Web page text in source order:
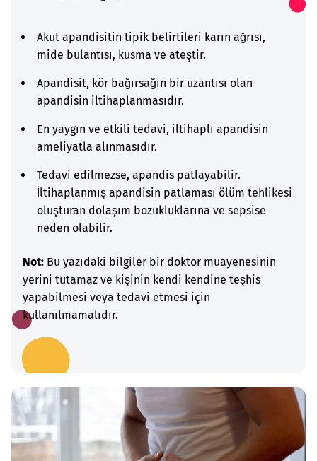
Akut apandisitin tipik belirtileri karın ağrısı,
mide bulantısı, kusma ve ateştir.
Apandisit, kör bağırsağın bir uzantısı olan
apandisin iltihaplanmasıdır.
En yaygın ve etkili tedavi, iltihaplı apandisin
ameliyatla alınmasıdır.
Tedavi edilmezse, apandis patlayabilir.
İltihaplanmış apandisin patlaması ölüm tehlikesi
oluşturan dolaşım bozukluklarına ve sepsise
neden olabilir.
Not: Bu yazıdaki bilgiler bir doktor muayenesinin
yerini tutamaz ve kişinin kendi kendine teşhis
yapabilmesi veya tedavi etmesi için
kullanılmamalıdır.